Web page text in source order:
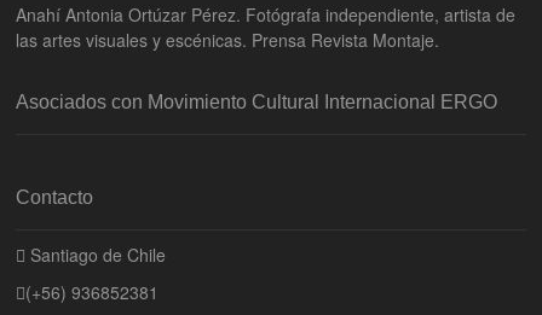
Anahí Antonia Ortúzar Pérez. Fotógrafa independiente, artista de
las artes visuales y escénicas. Prensa Revista Montaje.
Asociados con Movimiento Cultural Internacional ERGO
Contacto
Santiago de Chile
(+56) 936852381